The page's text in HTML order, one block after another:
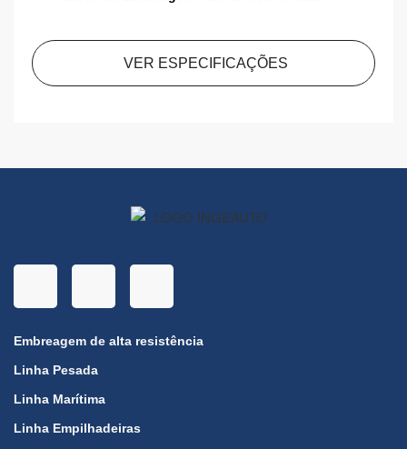
VER ESPECIFICAÇÕES
Embreagem de alta resistência
Linha Pesada
Linha Marítima
Linha Empilhadeiras